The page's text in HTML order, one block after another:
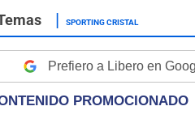
SPORTING CRISTAL
Prefiero a Libero en